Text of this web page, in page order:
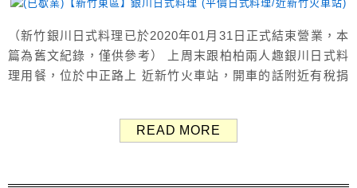
（新竹銀川日式料理已於2020年01月31日正式結束營業，本
篇為舊文紀錄，僅供參考） 上周末跟柏柏兩人趣銀川日式料
理用餐，位於中正路上 近新竹火車站，開車的話附近有稅捐
（本篇體驗文為小兔真實感受分享） 店家外觀 招牌上寫著
READ MORE